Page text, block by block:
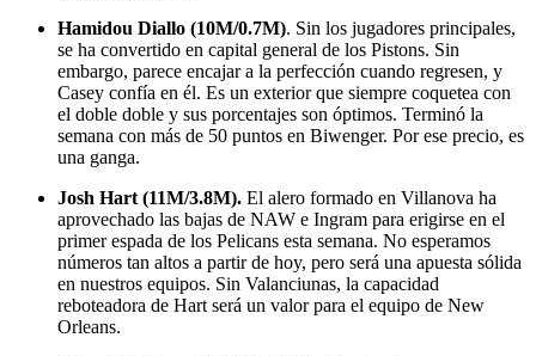
Hamidou Diallo (10M/0.7M). Sin los jugadores principales,
se ha convertido en capital general de los Pistons. Sin
embargo, parece encajar a la perfección cuando regresen, y
Casey confía en él. Es un exterior que siempre coquetea con
el doble doble y sus porcentajes son óptimos. Terminó la
semana con más de 50 puntos en Biwenger. Por ese precio, es
una ganga.
Josh Hart (11M/3.8M). El alero formado en Villanova ha
aprovechado las bajas de NAW e Ingram para erigirse en el
primer espada de los Pelicans esta semana. No esperamos
números tan altos a partir de hoy, pero será una apuesta sólida
en nuestros equipos. Sin Valanciunas, la capacidad
reboteadora de Hart será un valor para el equipo de New
Orleans.